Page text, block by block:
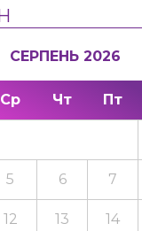
СЕРПЕНЬ 2026
Ср Чт Пт
5 6 7
12 13 14